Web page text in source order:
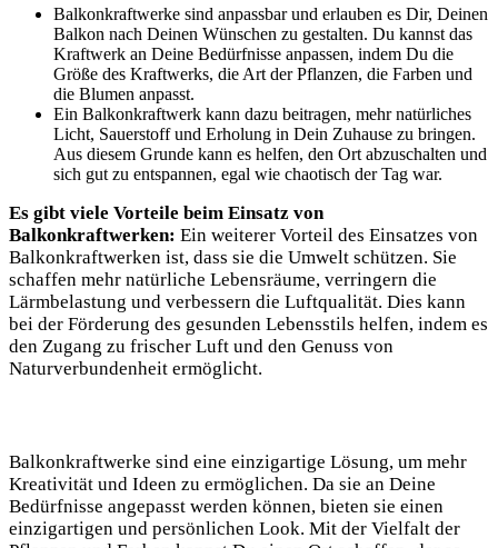
Balkonkraftwerke sind anpassbar und erlauben es Dir, Deinen
Balkon nach‍ Deinen‍ Wünschen ‌zu gestalten. Du kannst das
Kraftwerk an Deine Bedürfnisse anpassen, indem Du die
Größe des Kraftwerks, die Art der Pflanzen, die Farben und
die Blumen anpasst.
Ein ⁢Balkonkraftwerk kann dazu beitragen, mehr natürliches
Licht, Sauerstoff und Erholung in Dein Zuhause zu ⁤bringen.
Aus diesem Grunde kann es⁢ helfen, den Ort abzuschalten und
sich gut zu entspannen, ⁤egal wie chaotisch der Tag war.
Es ​gibt viele​ Vorteile beim ⁣Einsatz von
Balkonkraftwerken: ⁤Ein weiterer Vorteil des Einsatzes von⁢
Balkonkraftwerken ist, dass sie die Umwelt schützen. Sie
schaffen mehr natürliche Lebensräume, ‌verringern die
Lärmbelastung ⁢und​ verbessern die Luftqualität. Dies kann
bei der Förderung des gesunden ⁢Lebensstils helfen,‍ indem es
den Zugang zu frischer Luft und den Genuss von
Naturverbundenheit⁢ ermöglicht.
Balkonkraftwerke‍ sind eine einzigartige Lösung, um mehr⁢
Kreativität ‌und Ideen zu ermöglichen. Da sie an Deine
Bedürfnisse angepasst werden können,‍ bieten sie einen
einzigartigen und persönlichen Look. Mit​ der Vielfalt der